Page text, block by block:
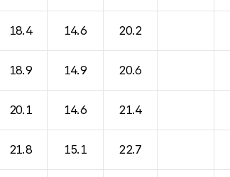
18.4 14.6 20.2
18.9 14.9 20.6
20.1 14.6 21.4
21.8 15.1 22.7